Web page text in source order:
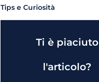
Tips e Curiosità
Ti è piaciuto
l'articolo?